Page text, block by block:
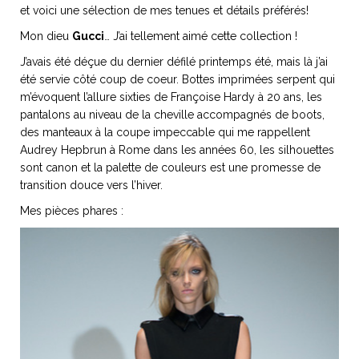
NOS ARTICLES ART ET DESIGN
Burano, la palette
de tous les
superlatifs
et voici une sélection de mes tenues et détails préférés!
Mon dieu Gucci … J’ai tellement aimé cette collection !
J’avais été déçue du dernier défilé printemps été, mais là j’ai
été servie côté coup de coeur. Bottes imprimées serpent qui
m’évoquent l’allure sixties de Françoise Hardy à 20 ans, les
pantalons au niveau de la cheville accompagnés de boots,
des manteaux à la coupe impeccable qui me rappellent
Audrey Hepbrun à Rome dans les années 60, les silhouettes
sont canon et la palette de couleurs est une promesse de
transition douce vers l’hiver.
Mes pièces phares :